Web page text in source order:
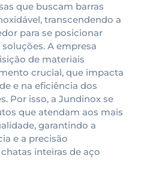
que buscam barras
transcendendo a
para se posicionar
A empresa
de materiais
crucial, que impacta
e na eficiência dos
Por isso, a Jundinox se
que atendam aos mais
garantindo a
e a precisão
inteiras de aço